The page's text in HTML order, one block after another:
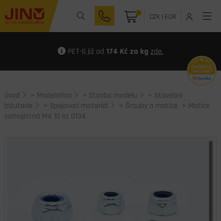
0 CZK| EUR
PET-G již od 174 Kč za kg zde.
Úvod > Modelařina > Stavba modelu > Stavební
bižuterie
> Spojovací materiál > Šrouby a matice > Matice
samojistná M4 10 ks 0134